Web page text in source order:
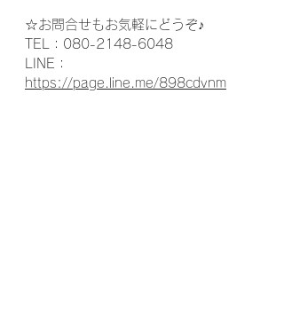
☆お問合せもお気軽にどうぞ♪
TEL：080-2148-6048
LINE：
https://page.line.me/898cdvnm